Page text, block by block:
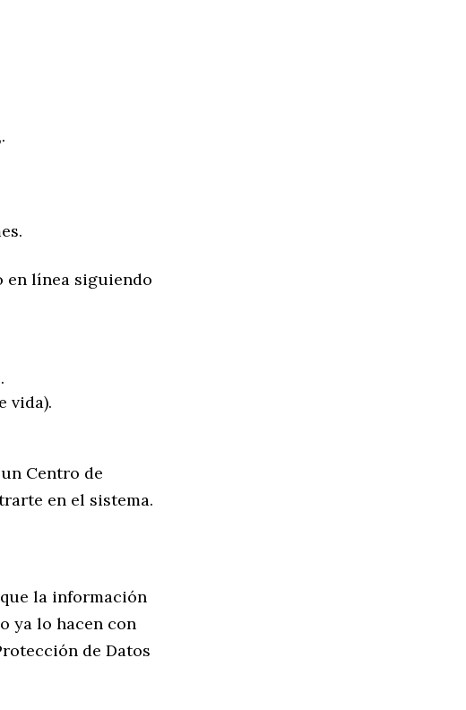
en línea siguiendo
vida).
Centro de
en el sistema.
la información
ya lo hacen con
de Datos